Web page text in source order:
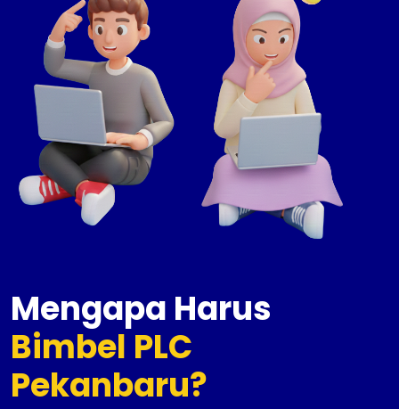
Mengapa Harus
Bimbel PLC
Pekanbaru?